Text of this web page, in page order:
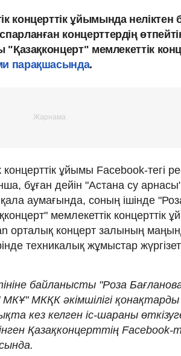
концерттік ұйымында неліктен
концерттердің
"Қазақконцерт" мемлекеттік
парақшасында.
концерттік ұйымы Facebook-тегі
бұған дейін "Астана су
аумағында, соның ішінде
мемлекеттік концерттік
орталық концерт залының
техникалық жұмыстар
байланысты "Роза
МКҚК әкімшілігі қонақтарды
кез келген іс-шараны
Қазақконцерттің Facebook-